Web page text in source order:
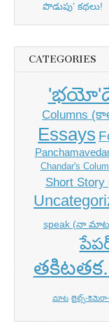
పొడుపు’ కథలు!
CATEGORIES
Columns
Essays
Chandar's
Short Story
speak (నా
మాట లైట్స్-